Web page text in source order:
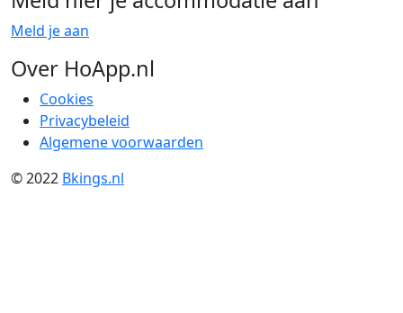
Meld je aan
Over HoApp.nl
Cookies
Privacybeleid
Algemene voorwaarden
© 2022 Bkings.nl